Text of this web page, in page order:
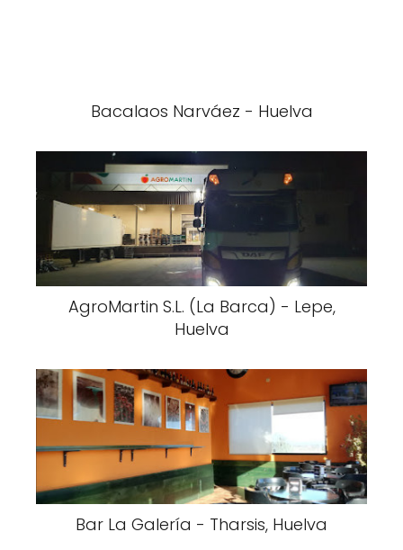
Bacalaos Narváez - Huelva
AgroMartin S.L. (La Barca) - Lepe,
Huelva
Bar La Galería - Tharsis, Huelva